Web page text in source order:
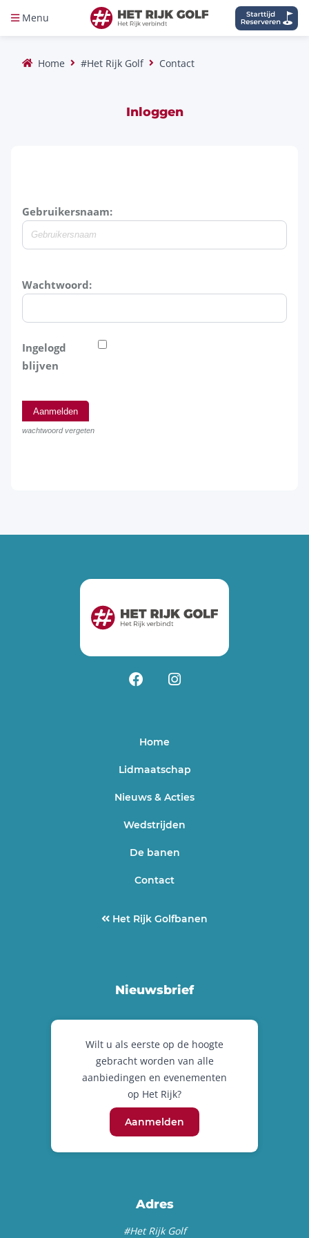
Menu
Home #Het Rijk Golf Contact
Inloggen
Home
Lidmaatschap
Nieuws & Acties
Wedstrijden
De banen
Contact
Het Rijk Golfbanen
Nieuwsbrief
Wilt u als eerste op de hoogte
gebracht worden van alle
aanbiedingen en evenementen
op Het Rijk?
Aanmelden
Adres
#Het Rijk Golf